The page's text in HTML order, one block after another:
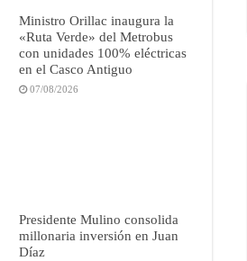
Ministro Orillac inaugura la
«Ruta Verde» del Metrobus
con unidades 100% eléctricas
en el Casco Antiguo
07/08/2026
Presidente Mulino consolida
millonaria inversión en Juan
Díaz